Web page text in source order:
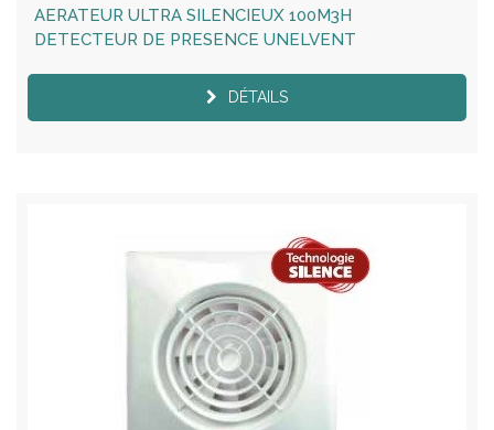
AERATEUR ULTRA SILENCIEUX 100M3H
DETECTEUR DE PRESENCE UNELVENT
DÉTAILS